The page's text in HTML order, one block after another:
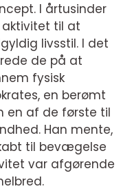
I årtusinder
aktivitet til at
livsstil. I det
de på at
fysisk
en berømt
en af de første til
Han mente,
til bevægelse
var afgørende